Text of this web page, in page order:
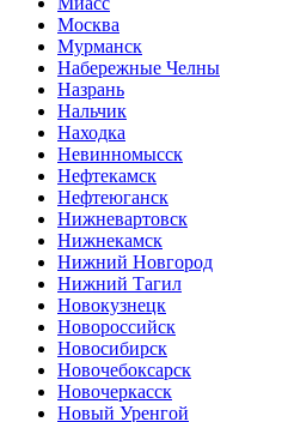
Москва
Мурманск
Набережные Челны
Назрань
Нальчик
Находка
Невинномысск
Нефтекамск
Нефтеюганск
Нижневартовск
Нижнекамск
Нижний Новгород
Нижний Тагил
Новокузнецк
Новороссийск
Новосибирск
Новочебоксарск
Новочеркасск
Новый Уренгой